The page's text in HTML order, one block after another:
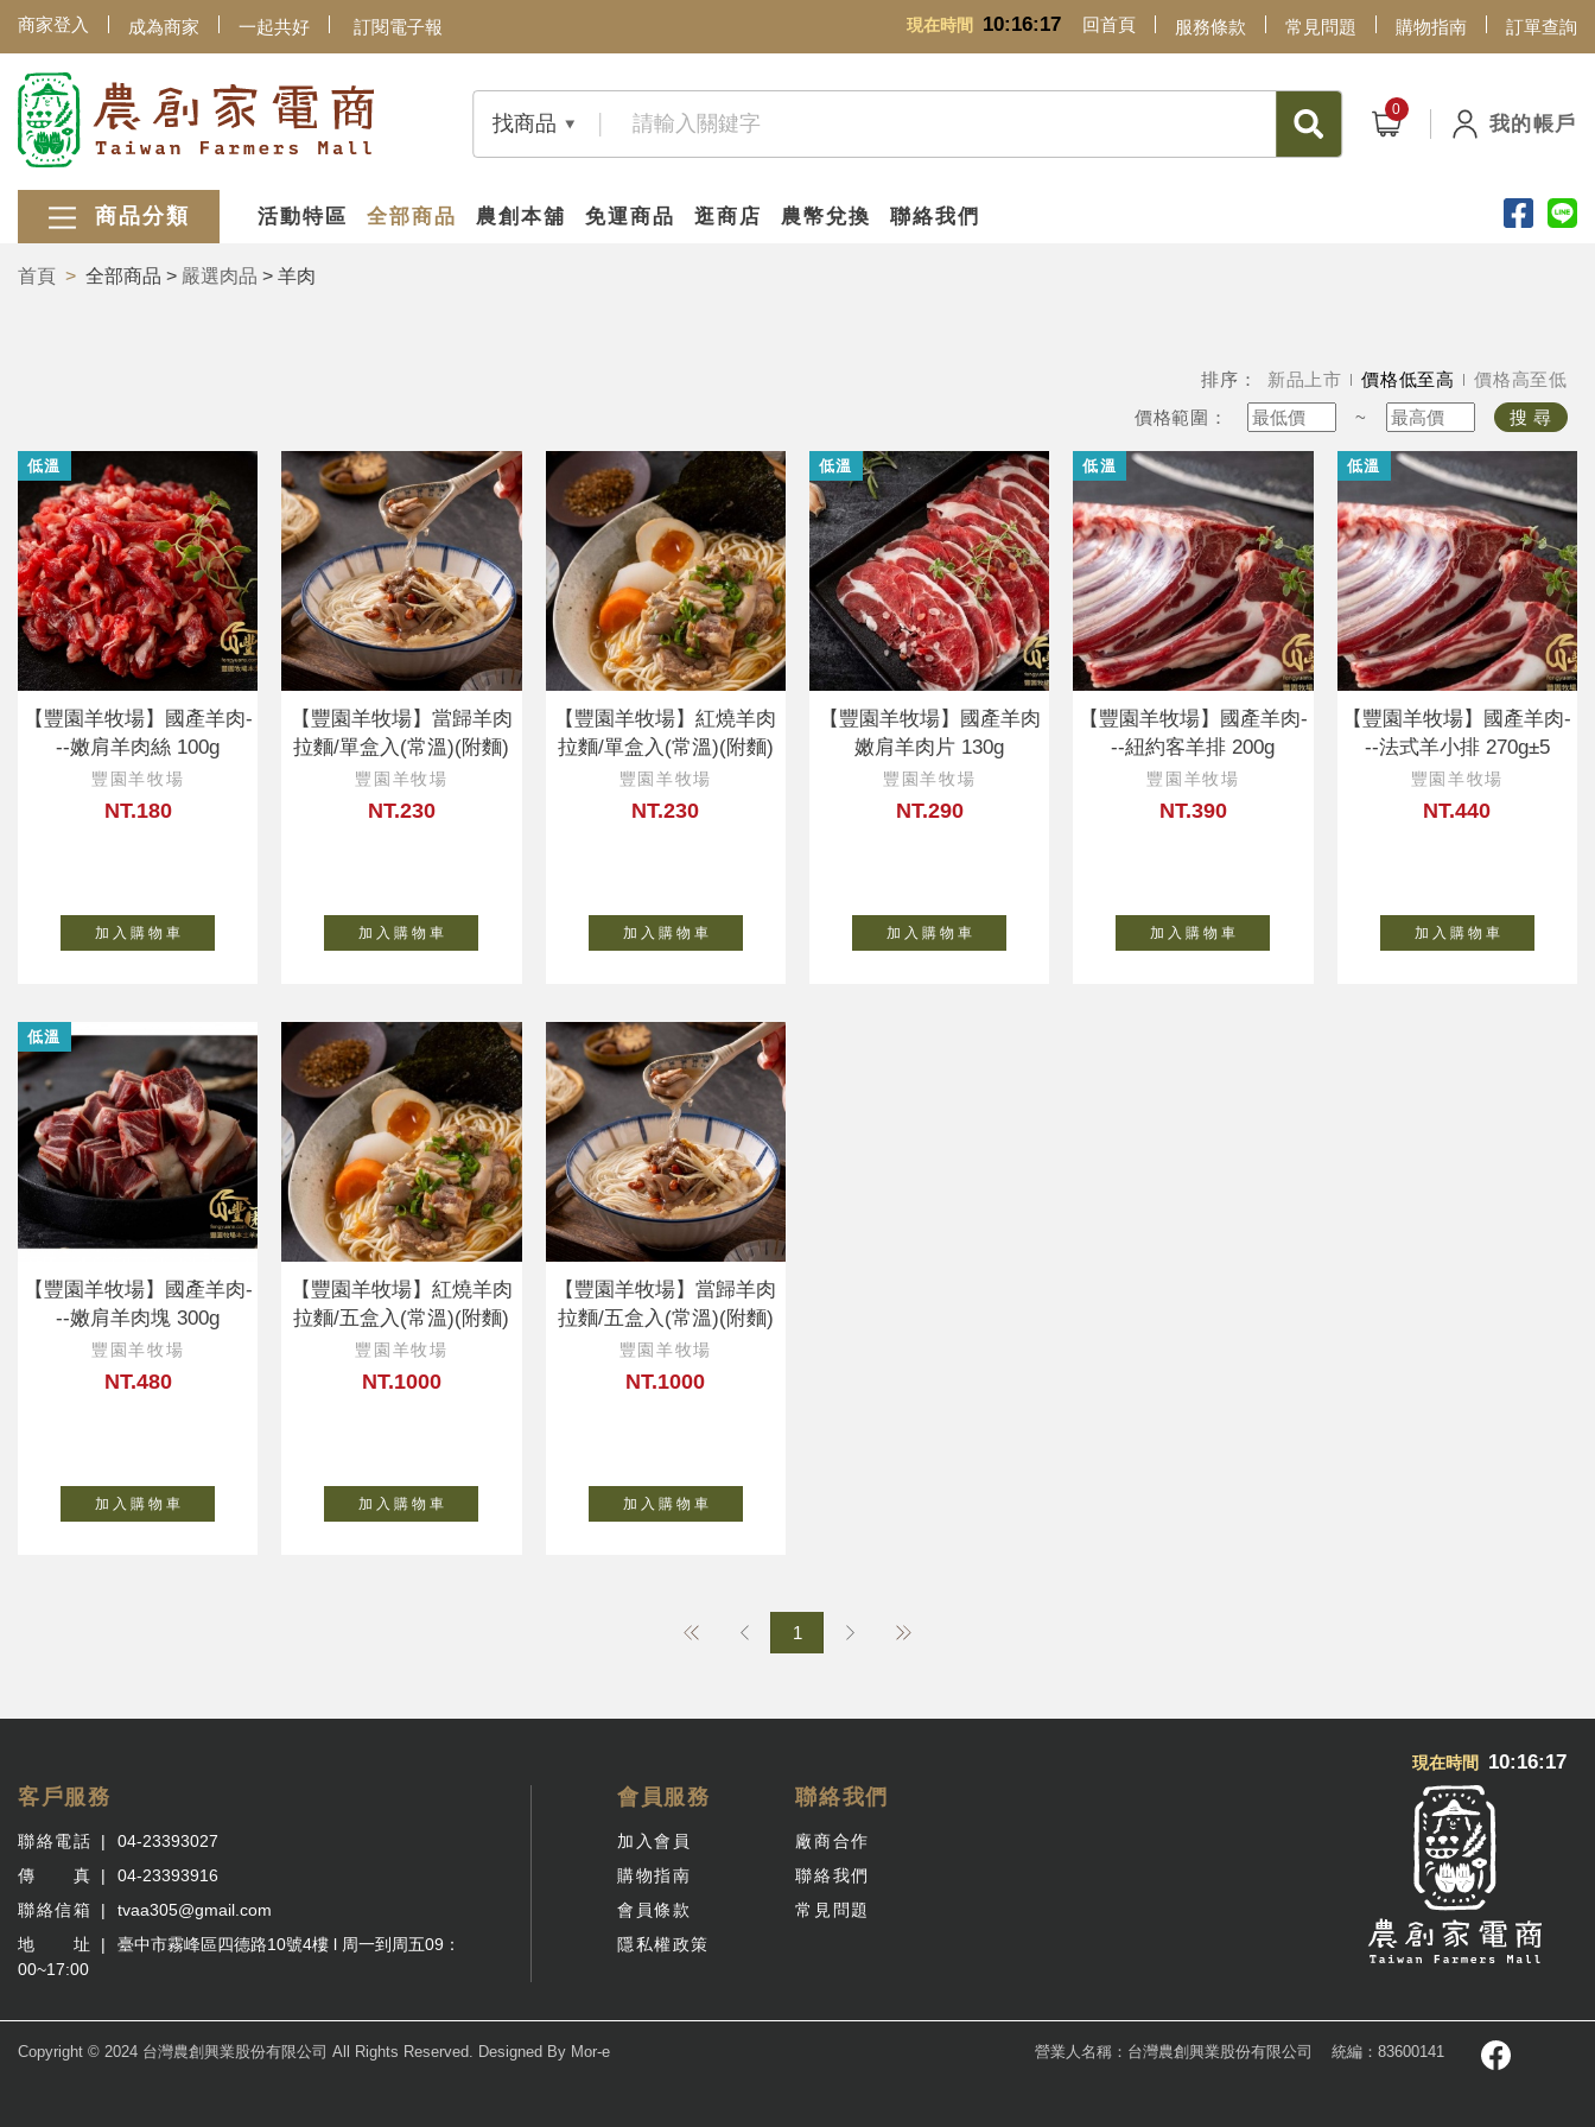
現在時間 10:16:17
商家登入 成為商家 一起共好 訂閱電子報 回首頁 服務條款 常見問題 購物指南 訂單查詢
找商品 我的帳戶
商品分類 活動特區 全部商品 農創本舖 免運商品 逛商店 農幣兌換 聯絡我們
首頁 全部商品 > 嚴選肉品 > 羊肉
排序： 新品上市 價格低至高
價格高至低
價格範圍：
~ 搜 尋
低溫
【豐園羊牧場】國產羊肉-
--嫩肩羊肉絲 100g
豐園羊牧場
NT.180
加 入 購 物 車
【豐園羊牧場】當歸羊肉
拉麵/單盒入(常溫)(附麵)
豐園羊牧場
NT.230
加 入 購 物 車
【豐園羊牧場】紅燒羊肉
拉麵/單盒入(常溫)(附麵)
豐園羊牧場
NT.230
加 入 購 物 車
低溫
【豐園羊牧場】國產羊肉
嫩肩羊肉片 130g
豐園羊牧場
NT.290
加 入 購 物 車
低溫
【豐園羊牧場】國產羊肉-
--紐約客羊排 200g
豐園羊牧場
NT.390
加 入 購 物 車
低溫
【豐園羊牧場】國產羊肉-
--法式羊小排 270g±5
豐園羊牧場
NT.440
加 入 購 物 車
低溫
【豐園羊牧場】國產羊肉-
--嫩肩羊肉塊 300g
豐園羊牧場
NT.480
加 入 購 物 車
【豐園羊牧場】紅燒羊肉
拉麵/五盒入(常溫)(附麵)
豐園羊牧場
NT.1000
加 入 購 物 車
【豐園羊牧場】當歸羊肉
拉麵/五盒入(常溫)(附麵)
豐園羊牧場
NT.1000
加 入 購 物 車
1
現在時間 10:16:17
客戶服務
聯絡電話
04-23393027
傳 真
04-23393916
聯絡信箱
tvaa305@gmail.com
地 址
臺中市霧峰區四德路10號4樓 l 周一到周五09：
00~17:00
會員服務
加入會員
購物指南
會員條款
隱私權政策
聯絡我們
廠商合作
聯絡我們
常見問題
Copyright © 2024 台灣農創興業股份有限公司 All Rights Reserved. Designed By Mor-e 營業人名稱：台灣農創興業股份有限公司 統編：83600141